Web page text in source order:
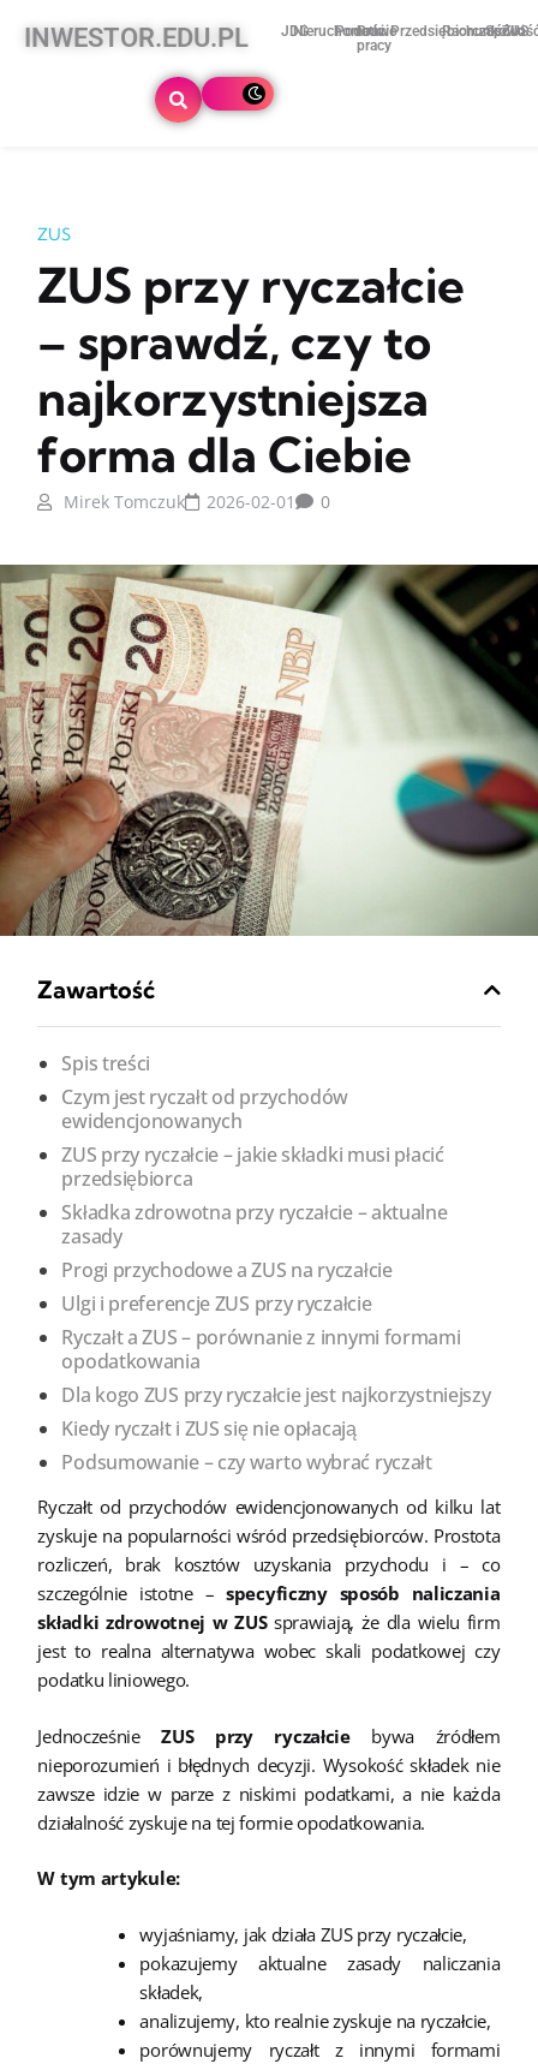
INWESTOR.EDU.PL JDGNieruchomości
Podatki
Prawo
pracy
Przedsiębiorczość
Spółki
ZUS
ZUS
ZUS przy ryczałcie
– sprawdź, czy to
najkorzystniejsza
forma dla Ciebie
Mirek Tomczuk 2026-02-01 0
Zawartość
Spis treści
Czym jest ryczałt od przychodów
ewidencjonowanych
ZUS przy ryczałcie – jakie składki musi płacić
przedsiębiorca
Składka zdrowotna przy ryczałcie – aktualne
zasady
Progi przychodowe a ZUS na ryczałcie
Ulgi i preferencje ZUS przy ryczałcie
Ryczałt a ZUS – porównanie z innymi formami
opodatkowania
Dla kogo ZUS przy ryczałcie jest najkorzystniejszy
Kiedy ryczałt i ZUS się nie opłacają
Podsumowanie – czy warto wybrać ryczałt
Ryczałt od przychodów ewidencjonowanych od kilku lat
zyskuje na popularności wśród przedsiębiorców. Prostota
rozliczeń, brak kosztów uzyskania przychodu i – co
szczególnie istotne –specyficzny sposób naliczania
składki zdrowotnej w ZUSsprawiają, że dla wielu firm
jest to realna alternatywa wobec skali podatkowej czy
podatku liniowego.
JednocześnieZUS przy ryczałciebywa źródłem
nieporozumień i błędnych decyzji. Wysokość składek nie
zawsze idzie w parze z niskimi podatkami, a nie każda
działalność zyskuje na tej formie opodatkowania.
W tym artykule:
wyjaśniamy, jak działa ZUS przy ryczałcie,
pokazujemy aktualne zasady naliczania
składek,
analizujemy, kto realnie zyskuje na ryczałcie,
porównujemy ryczałt z innymi formami